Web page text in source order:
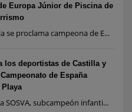
Europa Júnior de Piscina de
se proclama campeona de E...
los deportistas de Castilla y
de España
SOSVA, subcampeón infanti...